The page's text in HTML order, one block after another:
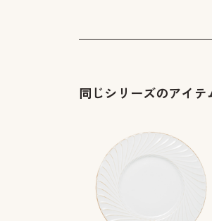
同じシリーズのアイテ